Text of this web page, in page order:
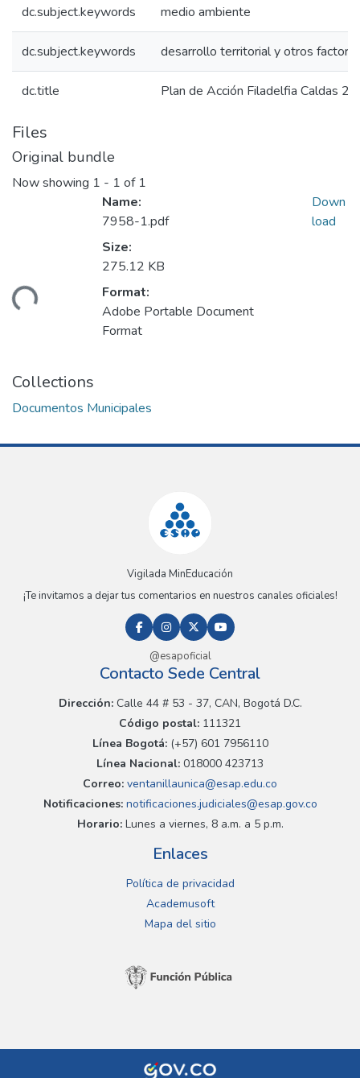
dc.subject.keywords medio ambiente
dc.subject.keywords desarrollo territorial y otros
dc.title Plan de Acción Filadelfia Caldas
Files
Original bundle
Now showing 1 - 1 of 1
Name:
7958-1.pdf
Size:
275.12 KB
Format:
Adobe Portable Document
Format
Down
load
Collections
Documentos Municipales
Vigilada MinEducación
¡Te invitamos a dejar tus comentarios en nuestros canales oficiales!
@esapoficial
Contacto Sede Central
Dirección:Calle 44 # 53 - 37, CAN, Bogotá D.C.
Código postal: 111321
Línea Bogotá:(+57) 601 7956110
Línea Nacional: 018000 423713
Correo: ventanillaunica@esap.edu.co
Notificaciones:notificaciones.judiciales@esap.gov.co
Horario:Lunes a viernes, 8 a.m. a 5 p.m.
Enlaces
Política de privacidad
Academusoft
Mapa del sitio